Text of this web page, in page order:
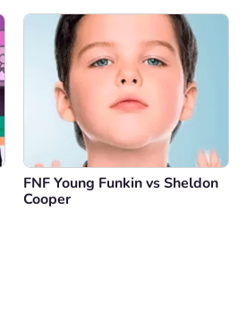
FNF Young Funkin vs Sheldon
Cooper